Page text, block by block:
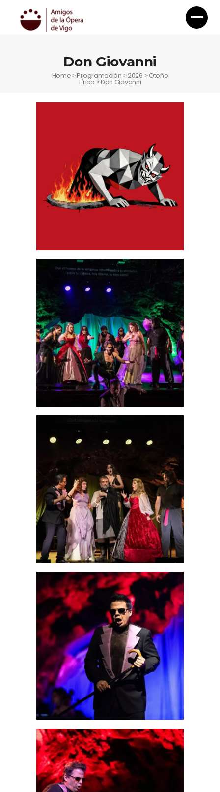
Don Giovanni
Home >Programación >2026 >Otoño
Lírico >Don Giovanni